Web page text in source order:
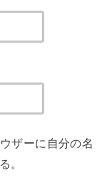
ザーに自分の名
。